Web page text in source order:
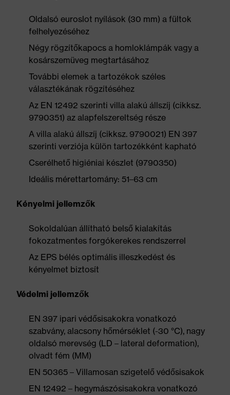
Oldalsó euroslot nyílások (30 mm) a fültok
felhelyezéséhez
Négy rögzítőkapocs a homloklámpák vagy a
kosárszemüveg megtartásához
További elemek a tartozékok széles
választékának rögzítéséhez
Az EN 12492 szerinti villa alakú állszíj (cikksz.
9790351) az alapfelszereltség része
A villa alakú állszíj (cikksz. 9790021) EN 397
szerinti verziója külön tartozékként kapható
Cserélhető higiéniai készlet (9790350)
Ideális mérettartomány: 51–63 cm
Kényelmi jellemzők
Sokoldalúan állítható belső kialakítás
fokozatmentes forgókerekes rendszerrel
Az EPS bélés optimális illeszkedést és
kényelmet biztosít
Védelmi jellemzők
EN 397 ipari védősisakokra vonatkozó
szabvány, alacsony hőmérséklet (-30 °C), nagy
oldalsó merevség (LD – lateral deformation),
olvadt fém (MM)
EN 50365 – Villamosan szigetelő védősisakok
EN 12492 – hegymászósisakokra vonatkozó